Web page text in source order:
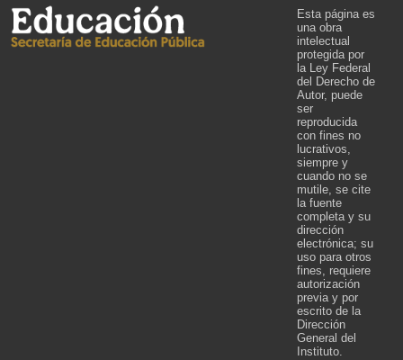
Esta página es
una obra
intelectual
protegida por
la Ley Federal
del Derecho de
Autor, puede
ser
reproducida
con fines no
lucrativos,
siempre y
cuando no se
mutile, se cite
la fuente
completa y su
dirección
electrónica; su
uso para otros
fines, requiere
autorización
previa y por
escrito de la
Dirección
General del
Instituto.